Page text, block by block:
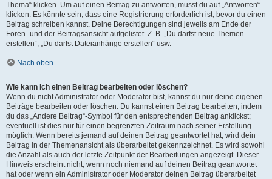
Thema“ klicken. Um auf einen Beitrag zu antworten, musst du auf „Antworten“
klicken. Es könnte sein, dass eine Registrierung erforderlich ist, bevor du einen
Beitrag schreiben kannst. Deine Berechtigungen sind jeweils am Ende der
Foren- und der Beitragsansicht aufgelistet. Z. B. „Du darfst neue Themen
erstellen“, „Du darfst Dateianhänge erstellen“ usw.
Nach oben
Wie kann ich einen Beitrag bearbeiten oder löschen?
Wenn du nicht Administrator oder Moderator bist, kannst du nur deine eigenen
Beiträge bearbeiten oder löschen. Du kannst einen Beitrag bearbeiten, indem
du das „Ändere Beitrag“-Symbol für den entsprechenden Beitrag anklickst;
eventuell ist dies nur für einen begrenzten Zeitraum nach seiner Erstellung
möglich. Wenn bereits jemand auf deinen Beitrag geantwortet hat, wird dein
Beitrag in der Themenansicht als überarbeitet gekennzeichnet. Es wird sowohl
die Anzahl als auch der letzte Zeitpunkt der Bearbeitungen angezeigt. Dieser
Hinweis erscheint nicht, wenn noch niemand auf deinen Beitrag geantwortet
hat oder wenn ein Administrator oder Moderator deinen Beitrag überarbeitet